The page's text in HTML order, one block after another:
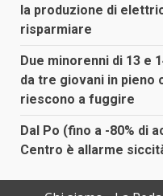
la produzione di
risparmiare
Due minorenni di 13 e
da tre giovani in pieno
riescono a fuggire
Dal Po (fino a -80% di
Centro è allarme